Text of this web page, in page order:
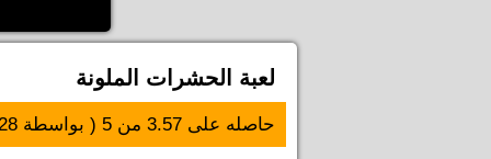
لعبة الحشرات الملونة
حاصله على 3.57 من 5 ( بواسطة